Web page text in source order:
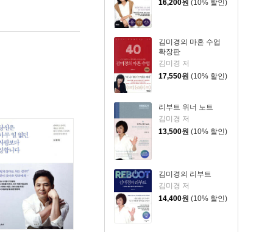
16,200원 (10% 할인)
김미경의 마흔 수업
확장판
김미경 저
17,550원 (10% 할인)
리부트 위너 노트
김미경 저
13,500원 (10% 할인)
김미경의 리부트
김미경 저
14,400원 (10% 할인)